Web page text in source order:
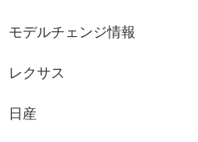
モデルチェンジ情報
レクサス
日産